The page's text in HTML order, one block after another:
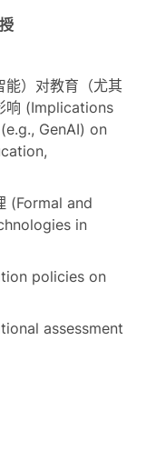
能）对教育（尤其
响 (Implications
GenAI) on
(Formal and
in
policies on
assessment